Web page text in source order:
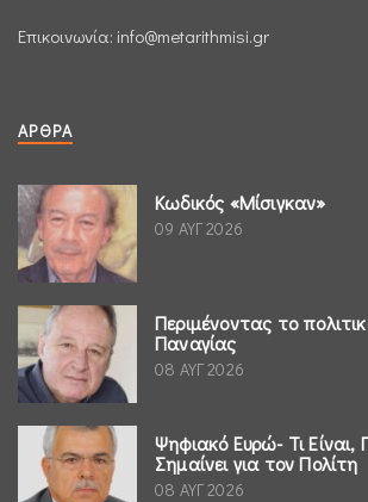
Επικοινωνία: info@metarithmisi.gr
ΆΡΘΡΑ
Κωδικός «Μίσιγκαν»
09 ΑΥΓ 2026
Περιμένοντας το
Παναγίας
08 ΑΥΓ 2026
Ψηφιακό Ευρώ- Τι Είναι,
Σημαίνει για τον Πολίτη
08 ΑΥΓ 2026